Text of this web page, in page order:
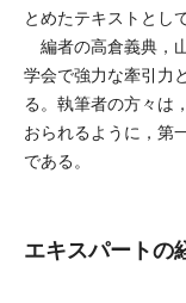
とめたテキストとし
編者の高倉義典，
学会で強力な牽引力
る。執筆者の方々は
おられるように，第
である。
エキスパートの